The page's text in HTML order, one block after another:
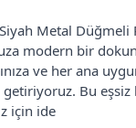
Metal Düğmeli
modern bir
ve her ana
Bu
için ide